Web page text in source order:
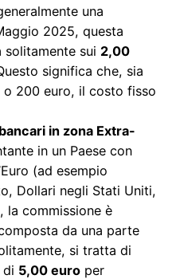
una
2025, questa
solitamente sui 2,00
significa che, sia
200 euro, il costo fisso
bancari in zona Extra-
in un Paese con
(ad esempio
Dollari negli Stati Uniti,
la commissione è
da una parte
si tratta di
di 5,00 euro per